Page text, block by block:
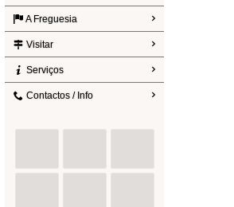
A Freguesia
Visitar
Serviços
Contactos / Info